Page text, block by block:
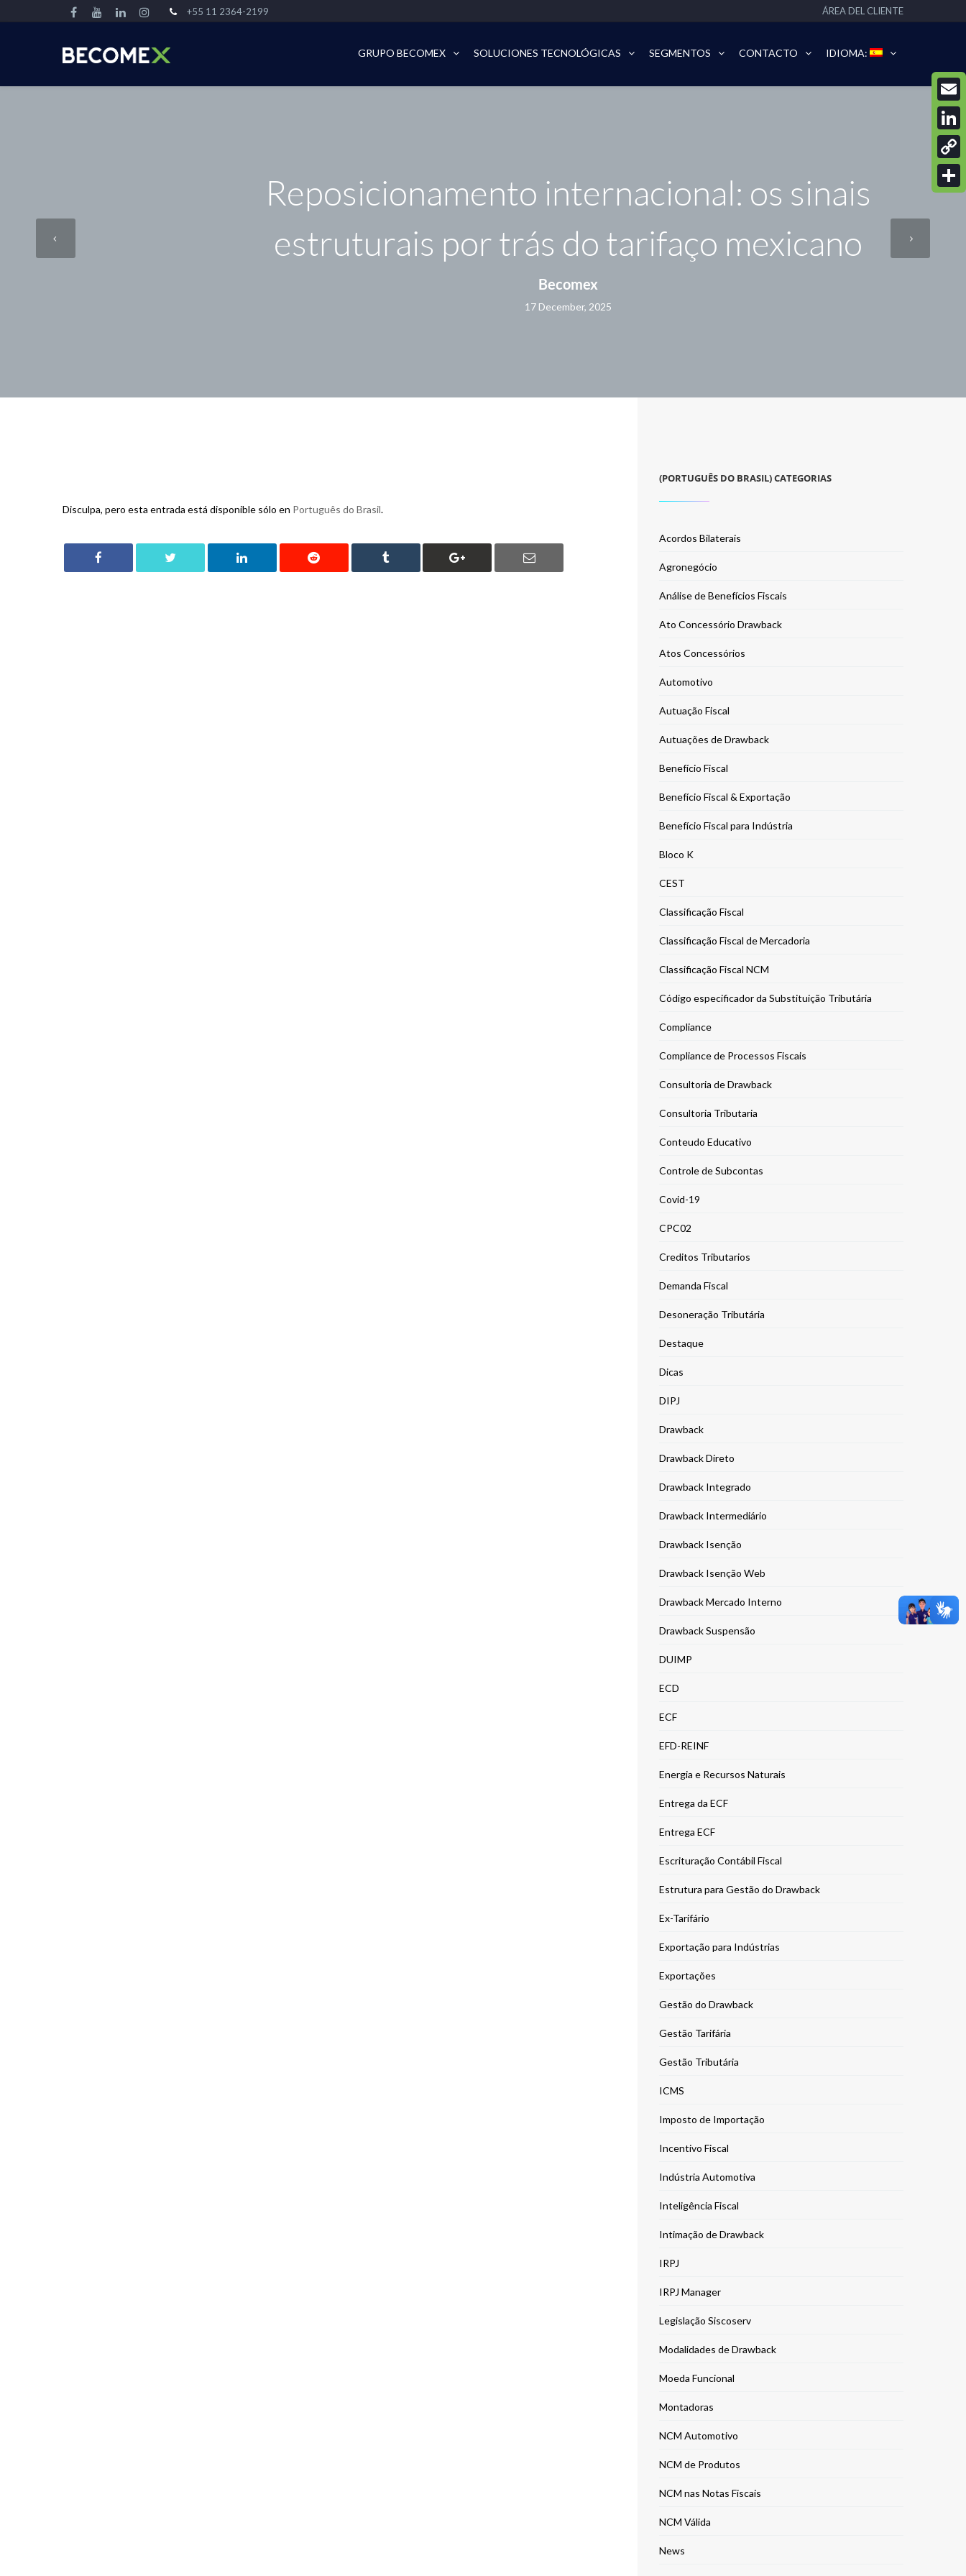
+55 11 2364-2199 ÁREA DEL CLIENTE
GRUPO BECOMEX SOLUCIONES TECNOLÓGICAS SEGMENTOS CONTACTO IDIOMA:
Reposicionamento internacional: os sinais
estruturais por trás do tarifaço mexicano
Becomex
17 December, 2025
Disculpa, pero esta entrada está disponible sólo en Português do Brasil.
(PORTUGUÊS DO BRASIL) CATEGORIAS
Acordos Bilaterais
Agronegócio
Análise de Benefícios Fiscais
Ato Concessório Drawback
Atos Concessórios
Automotivo
Autuação Fiscal
Autuações de Drawback
Benefício Fiscal
Benefício Fiscal & Exportação
Benefício Fiscal para Indústria
Bloco K
CEST
Classificação Fiscal
Classificação Fiscal de Mercadoria
Classificação Fiscal NCM
Código especificador da Substituição Tributária
Compliance
Compliance de Processos Fiscais
Consultoria de Drawback
Consultoria Tributaria
Conteudo Educativo
Controle de Subcontas
Covid-19
CPC02
Creditos Tributarios
Demanda Fiscal
Desoneração Tributária
Destaque
Dicas
DIPJ
Drawback
Drawback Direto
Drawback Integrado
Drawback Intermediário
Drawback Isenção
Drawback Isenção Web
Drawback Mercado Interno
Drawback Suspensão
DUIMP
ECD
ECF
EFD-REINF
Energia e Recursos Naturais
Entrega da ECF
Entrega ECF
Escrituração Contábil Fiscal
Estrutura para Gestão do Drawback
Ex-Tarifário
Exportação para Indústrias
Exportações
Gestão do Drawback
Gestão Tarifária
Gestão Tributária
ICMS
Imposto de Importação
Incentivo Fiscal
Indústria Automotiva
Inteligência Fiscal
Intimação de Drawback
IRPJ
IRPJ Manager
Legislação Siscoserv
Modalidades de Drawback
Moeda Funcional
Montadoras
NCM Automotivo
NCM de Produtos
NCM nas Notas Fiscais
NCM Válida
News
Email
Copy
Link